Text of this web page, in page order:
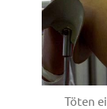
Töten